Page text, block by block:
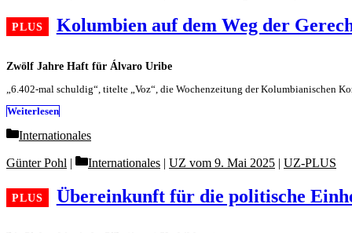
Zwölf Jahre Haft für Álvaro Uribe
Kolumbien auf dem Weg der
„6.402-mal schuldig“, titelte „Voz“, die Wochenzeitung der Kolumbianischen
Weiterlesen
Categories
Internationales
Übereinkunft für die politische
Günter Pohl Categories
Internationales | UZ vom 9. Mai 2025 | UZ-PLUS